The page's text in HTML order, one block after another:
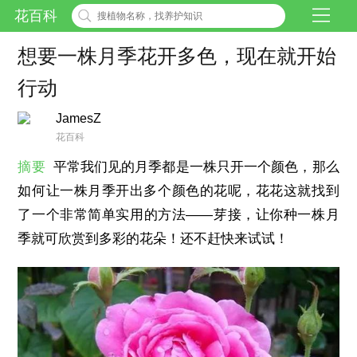
花百科
想要一株月季花开多色，现在就开始
行动
JamesZ
花百科
摘要 平常我们见的月季都是一株只开一个颜色，那么
如何让一株月季开出多个颜色的花呢，花花这就找到
了一个非常简单实用的方法——芽接，让你种一株月
季就可欣赏到多彩的花朵！还不赶快来试试！